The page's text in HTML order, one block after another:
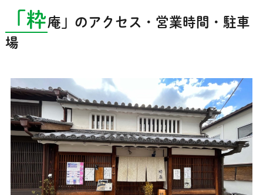
「粋庵」のアクセス・営業時間・駐車
場